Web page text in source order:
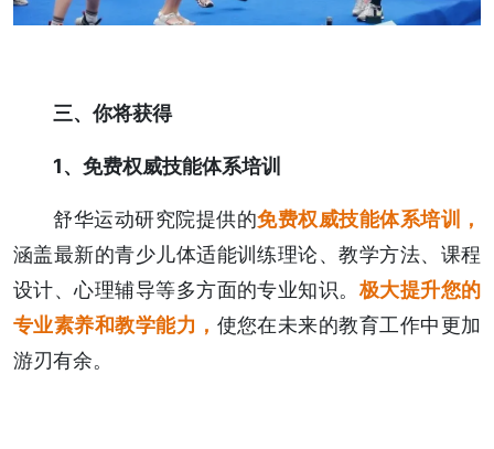
三、你将获得
1、免费权威技能体系培训
舒华运动研究院提供的免费权威技能体系培训，
涵盖最新的青少儿体适能训练理论、教学方法、课程
设计、心理辅导等多方面的专业知识。极大提升您的
专业素养和教学能力， 使您在未来的教育工作中更加
游刃有余。